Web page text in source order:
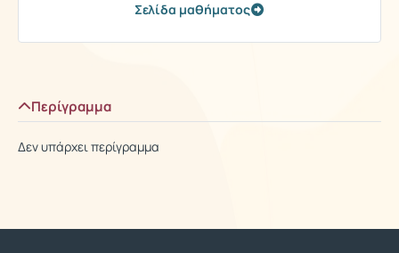
Σελίδα μαθήματος
Περίγραμμα
Δεν υπάρχει περίγραμμα